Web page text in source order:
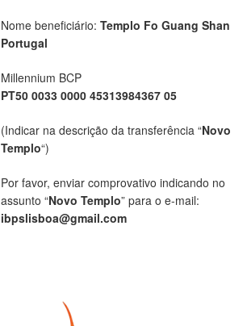
Nome beneficiário: Templo Fo Guang Shan
Portugal
Millennium BCP
PT50 0033 0000 45313984367 05
(Indicar na descrição da transferência “Novo
Templo“)
Por favor, enviar comprovativo indicando no
assunto “Novo Templo” para o e-mail:
ibpslisboa@gmail.com